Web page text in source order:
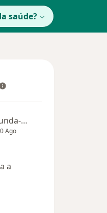
saúde?
Segunda-feira
Ago
a